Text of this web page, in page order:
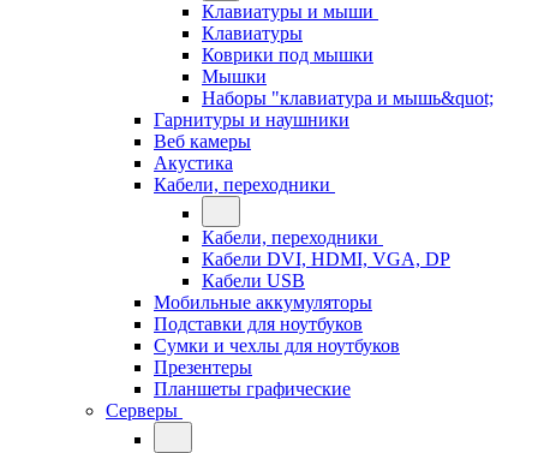
Клавиатуры и мыши
Клавиатуры
Коврики под мышки
Мышки
Наборы "клавиатура и мышь&quot;
Гарнитуры и наушники
Веб камеры
Акустика
Кабели, переходники
Кабели, переходники
Кабели DVI, HDMI, VGA, DP
Кабели USB
Мобильные аккумуляторы
Подставки для ноутбуков
Сумки и чехлы для ноутбуков
Презентеры
Планшеты графические
Серверы